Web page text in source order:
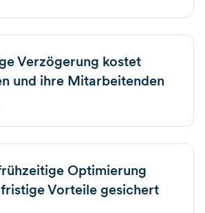
Verzögerung kostet
und ihre Mitarbeitenden
Optimierung
Vorteile gesichert